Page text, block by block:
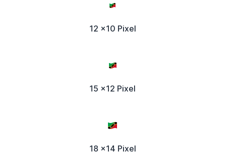
12 x10 Pixel
15 x12 Pixel
18 x14 Pixel